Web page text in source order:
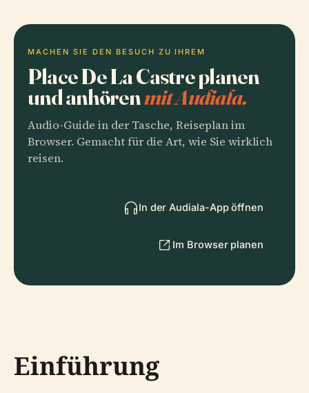
MACHEN SIE DEN BESUCH ZU IHREM
Place De La Castre planen
und anhörenmit Audiala.
Audio-Guide in der Tasche, Reiseplan im
Browser. Gemacht für die Art, wie Sie wirklich
reisen.
In der Audiala-App öffnen
Im Browser planen
Einführung